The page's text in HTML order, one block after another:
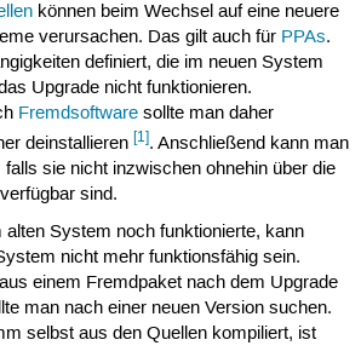
können beim Wechsel auf eine neuere
verursachen. Das gilt auch für PPAs.
definiert, die im neuen System
Upgrade nicht funktionieren.
Fremdsoftwaresollte man daher
deinstallieren [1]. Anschließend kann man
sie nicht inzwischen ohnehin über die
sind.
alten System noch funktionierte, kann
nicht mehr funktionsfähig sein.
einem Fremdpaket nach dem Upgrade
man nach einer neuen Version suchen.
selbst aus den Quellen kompiliert, ist